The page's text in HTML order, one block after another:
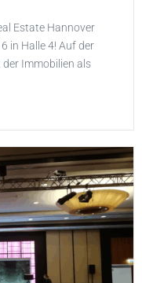
Estate Hannover
in Halle 4! Auf der
Immobilien als